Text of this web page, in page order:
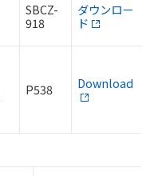
SBCZ-
918
ダウンロー
ド
P538 Download